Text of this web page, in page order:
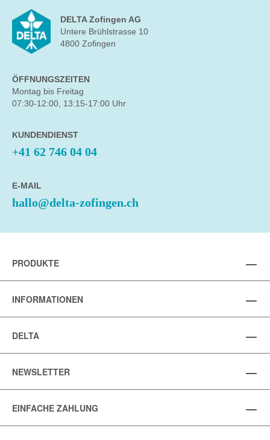
DELTA Zofingen AG
Untere Brühlstrasse 10
4800 Zofingen
ÖFFNUNGSZEITEN
Montag bis Freitag
07:30-12:00, 13:15-17:00 Uhr
KUNDENDIENST
+41 62 746 04 04
E-MAIL
hallo@delta-zofingen.ch
PRODUKTE
INFORMATIONEN
DELTA
NEWSLETTER
EINFACHE ZAHLUNG